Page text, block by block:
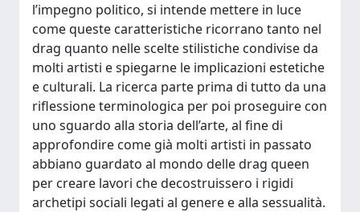
l’impegno politico, si intende mettere in luce
come queste caratteristiche ricorrano tanto nel
drag quanto nelle scelte stilistiche condivise da
molti artisti e spiegarne le implicazioni estetiche
e culturali. La ricerca parte prima di tutto da una
riflessione terminologica per poi proseguire con
uno sguardo alla storia dell’arte, al fine di
approfondire come già molti artisti in passato
abbiano guardato al mondo delle drag queen
per creare lavori che decostruissero i rigidi
archetipi sociali legati al genere e alla sessualità.